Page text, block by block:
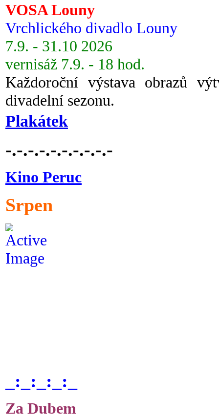
VOSA Louny
Vrchlického divadlo Louny
7.9. - 31.10 2026
vernisáž 7.9. - 18 hod.
Každoroční výstava obrazů
divadelní sezonu.
Plakátek
-.-.-.-.-.-.-.-.-.-
Kino Peruc
Srpen
_:_:_:_:_
Za Dubem